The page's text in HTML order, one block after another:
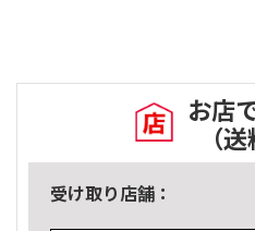
お店
（
受け取り店舗：